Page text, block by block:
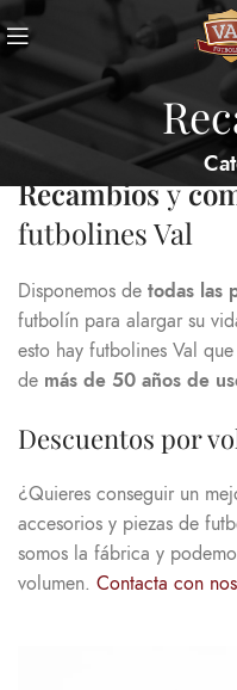
Recambiosy
futbolines Val
Disponemos de todas las
futbolín para alargar su
esto hay futbolines Val
de más de 50 años de
Descuentos por
¿Quieres conseguir un
accesorios y piezas de
somos la fábrica y
volumen. Contacta con